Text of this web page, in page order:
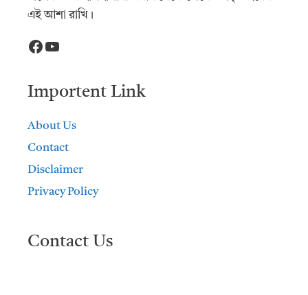
এই আশা রাখি।
Facebook
YouTube
Importent Link
About Us
Contact
Disclaimer
Privacy Policy
Contact Us